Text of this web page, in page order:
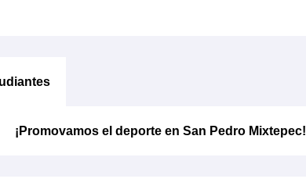
¡Promovamos el deporte en San Pedro Mixtepec!